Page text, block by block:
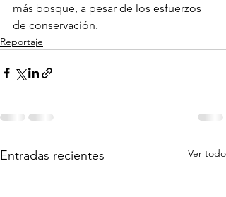
más bosque, a pesar de los esfuerzos
de conservación.
Reportaje
Entradas recientes Ver todo